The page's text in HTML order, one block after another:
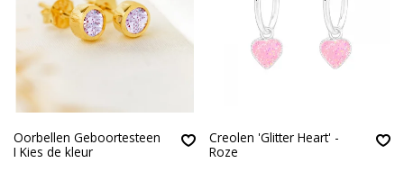
Oorbellen Geboortesteen
I Kies de kleur
Creolen 'Glitter Heart' -
Roze